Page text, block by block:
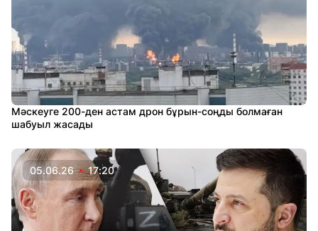
Мәскеуге 200-ден астам дрон бұрын-соңды болмаған
шабуыл жасады
05.06.26 17:20